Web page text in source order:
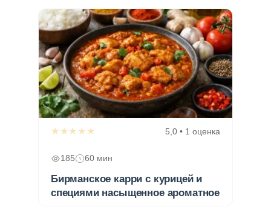
★★★★★ 5,0 • 1 оценка
185 60 мин
Бирманское карри с курицей и
специями насыщенное ароматное